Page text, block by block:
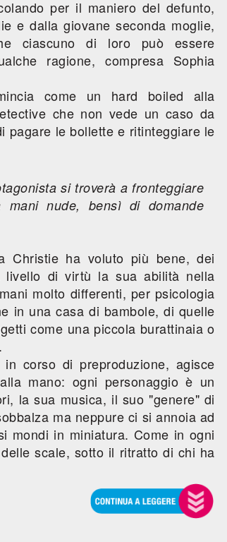
per il maniero del defunto,
e dalla giovane seconda moglie,
ciascuno di loro può essere
ragione, compresa Sophia
come un hard boiled alla
che non vede un caso da
pagare le bollette e ritinteggiare le
si troverà a fronteggiare
nude, bensì di domande
ha voluto più bene, dei
di virtù la sua abilità nella
molto differenti, per psicologia
in una casa di bambole, di quelle
come una piccola burattinaia o
corso di preproduzione, agisce
mano: ogni personaggio è un
la sua musica, il suo "genere" di
ma neppure ci si annoia ad
mondi in miniatura. Come in ogni
scale, sotto il ritratto di chi ha